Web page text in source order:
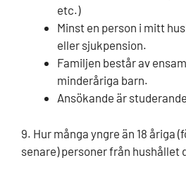
etc.)
Minst en person i mitt
eller sjukpension.
Familjen består av
minderåriga barn.
Ansökande är
9. Hur många yngre än 18 åriga
senare) personer från hushållet